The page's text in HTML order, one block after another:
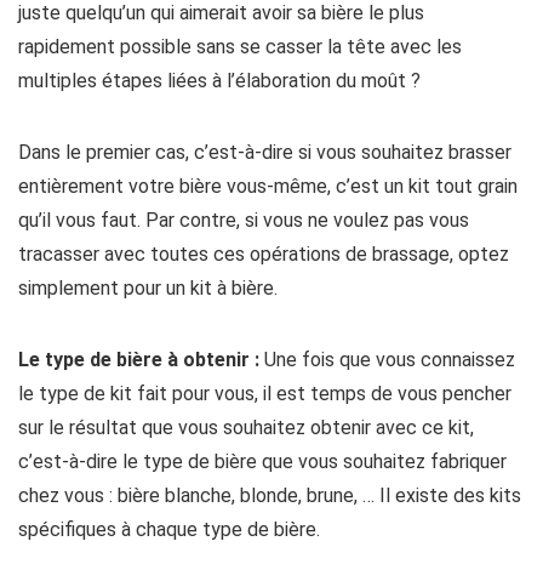
juste quelqu’un qui aimerait avoir sa bière le plus
rapidement possible sans se casser la tête avec les
multiples étapes liées à l’élaboration du moût ?
Dans le premier cas, c’est-à-dire si vous souhaitez brasser
entièrement votre bière vous-même, c’est un kit tout grain
qu’il vous faut. Par contre, si vous ne voulez pas vous
tracasser avec toutes ces opérations de brassage, optez
simplement pour un kit à bière.
Le type de bière à obtenir : Une fois que vous connaissez
le type de kit fait pour vous, il est temps de vous pencher
sur le résultat que vous souhaitez obtenir avec ce kit,
c’est-à-dire le type de bière que vous souhaitez fabriquer
chez vous : bière blanche, blonde, brune, … Il existe des kits
spécifiques à chaque type de bière.